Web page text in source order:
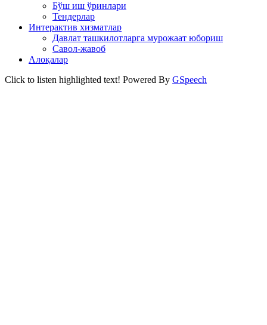
Бўш иш ўринлари
Тендерлар
Интерактив хизматлар
Давлат ташкилотларга мурожаат юбориш
Савол-жавоб
Алоқалар
Click to listen highlighted text! Powered By GSpeech